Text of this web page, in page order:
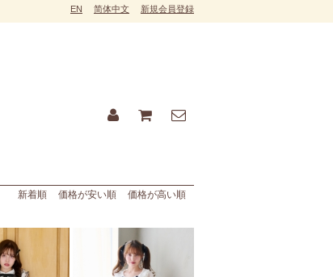
EN 简体中文 新規会員登録
新着順
価格が安い順 価格が高い順